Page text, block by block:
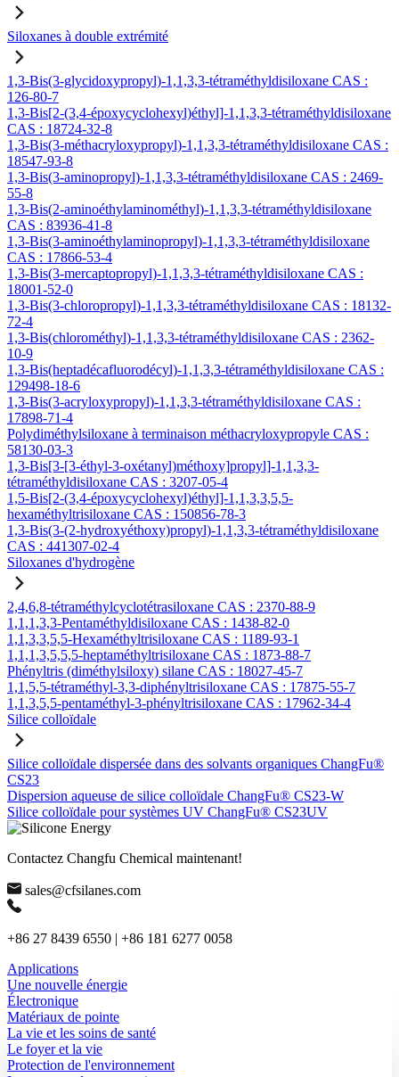
Siloxanes à double extrémité
1,3-Bis(3-glycidoxypropyl)-1,1,3,3-tétraméthyldisiloxane CAS :
126-80-7
1,3-Bis[2-(3,4-époxycyclohexyl)éthyl]-1,1,3,3-tétraméthyldisiloxane
CAS : 18724-32-8
1,3-Bis(3-méthacryloxypropyl)-1,1,3,3-tétraméthyldisiloxane CAS :
18547-93-8
1,3-Bis(3-aminopropyl)-1,1,3,3-tétraméthyldisiloxane CAS : 2469-
55-8
1,3-Bis(2-aminoéthylaminométhyl)-1,1,3,3-tétraméthyldisiloxane
CAS : 83936-41-8
1,3-Bis(3-aminoéthylaminopropyl)-1,1,3,3-tétraméthyldisiloxane
CAS : 17866-53-4
1,3-Bis(3-mercaptopropyl)-1,1,3,3-tétraméthyldisiloxane CAS :
18001-52-0
1,3-Bis(3-chloropropyl)-1,1,3,3-tétraméthyldisiloxane CAS : 18132-
72-4
1,3-Bis(chlorométhyl)-1,1,3,3-tétraméthyldisiloxane CAS : 2362-
10-9
1,3-Bis(heptadécafluorodécyl)-1,1,3,3-tétraméthyldisiloxane CAS :
129498-18-6
1,3-Bis(3-acryloxypropyl)-1,1,3,3-tétraméthyldisiloxane CAS :
17898-71-4
Polydiméthylsiloxane à terminaison méthacryloxypropyle CAS :
58130-03-3
1,3-Bis[3-[3-éthyl-3-oxétanyl)méthoxy]propyl]-1,1,3,3-
tétraméthyldisiloxane CAS : 3207-05-4
1,5-Bis[2-(3,4-époxycyclohexyl)éthyl]-1,1,3,3,5,5-
hexaméthyltrisiloxane CAS : 150856-78-3
1,3-Bis(3-(2-hydroxyéthoxy)propyl)-1,1,3,3-tétraméthyldisiloxane
CAS : 441307-02-4
Siloxanes d'hydrogène
2,4,6,8-tétraméthylcyclotétrasiloxane CAS : 2370-88-9
1,1,1,3,3-Pentaméthyldisiloxane CAS : 1438-82-0
1,1,3,3,5,5-Hexaméthyltrisiloxane CAS : 1189-93-1
1,1,1,3,5,5,5-heptaméthyltrisiloxane CAS : 1873-88-7
Phényltris (diméthylsiloxy) silane CAS : 18027-45-7
1,1,5,5-tétraméthyl-3,3-diphényltrisiloxane CAS : 17875-55-7
1,1,3,5,5-pentaméthyl-3-phényltrisiloxane CAS : 17962-34-4
Silice colloïdale
Silice colloïdale dispersée dans des solvants organiques ChangFu®
CS23
Dispersion aqueuse de silice colloïdale ChangFu® CS23-W
Silice colloïdale pour systèmes UV ChangFu® CS23UV
Contactez Changfu Chemical maintenant!
sales@cfsilanes.com
+86 27 8439 6550 | +86 181 6277 0058
Applications
Une nouvelle énergie
Électronique
Matériaux de pointe
La vie et les soins de santé
Le foyer et la vie
Protection de l'environnement